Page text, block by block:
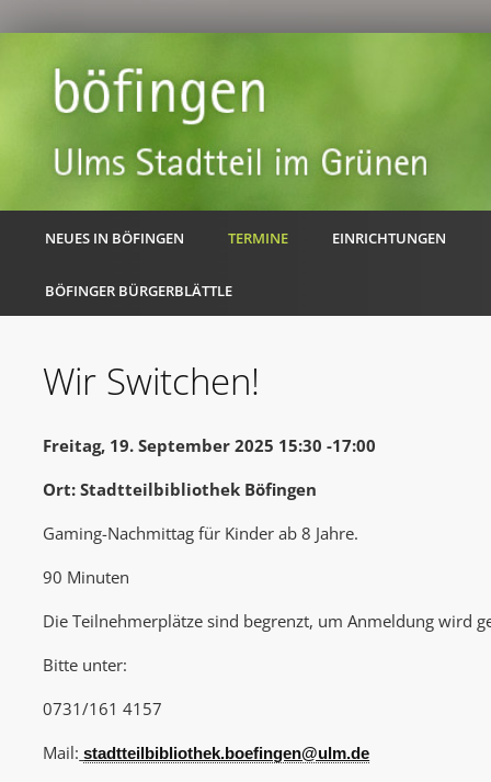
NEUES IN BÖFINGEN TERMINE EINRICHTUNGEN
BÖFINGER BÜRGERBLÄTTLE
Wir Switchen!
Freitag, 19. September 2025 15:30 -17:00
Ort: Stadtteilbibliothek Böfingen
Gaming-Nachmittag für Kinder ab 8 Jahre.
90 Minuten
Die Teilnehmerplätze sind begrenzt, um Anmeldung wird
Bitte unter:
0731/161 4157
Mail: stadtteilbibliothek.boefingen@ulm.de